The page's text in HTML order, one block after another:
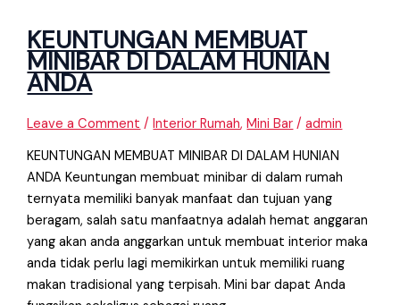
KEUNTUNGAN MEMBUAT
MINIBAR DI DALAM HUNIAN
ANDA
Leave a Comment /Interior Rumah,Mini Bar /admin
KEUNTUNGAN MEMBUAT MINIBAR DI DALAM HUNIAN
ANDA Keuntungan membuat minibar di dalam rumah
ternyata memiliki banyak manfaat dan tujuan yang
beragam, salah satu manfaatnya adalah hemat anggaran
yang akan anda anggarkan untuk membuat interior maka
anda tidak perlu lagi memikirkan untuk memiliki ruang
makan tradisional yang terpisah. Mini bar dapat Anda